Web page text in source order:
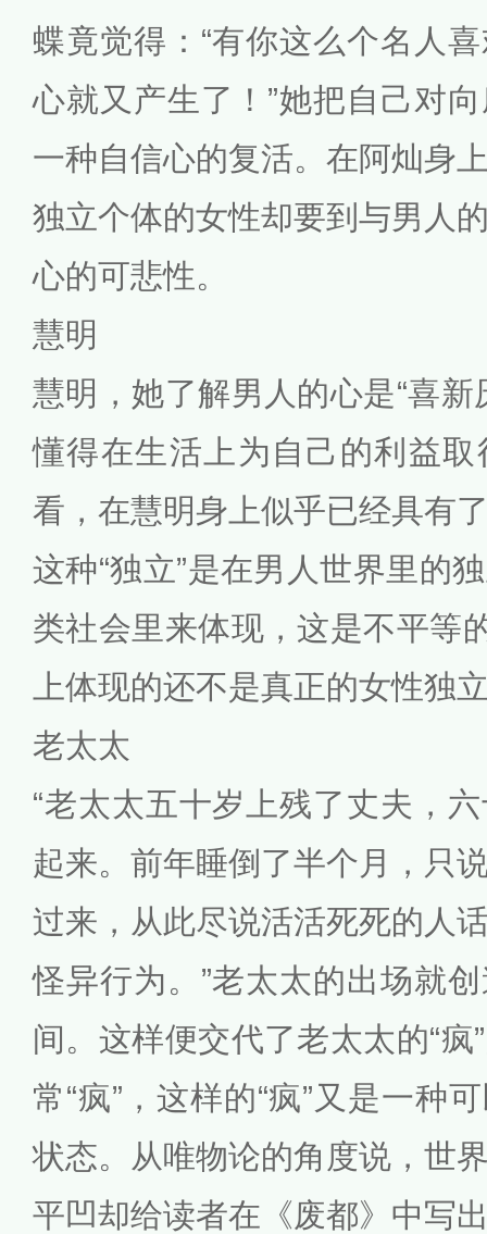
蝶竟觉得：“有你这么个名人
心就又产生了！”她把自己对
一种自信心的复活。在阿灿身
独立个体的女性却要到与男人
心的可悲性。
慧明
慧明，她了解男人的心是“喜新
懂得在生活上为自己的利益
看，在慧明身上似乎已经具有
这种“独立”是在男人世界里的
类社会里来体现，这是不平等
上体现的还不是真正的女性独
老太太
“老太太五十岁上残了丈夫，
起来。前年睡倒了半个月，只
过来，从此尽说活活死死的人
怪异行为。”老太太的出场就
间。这样便交代了老太太的“
常“疯”，这样的“疯”又是一种
状态。从唯物论的角度说，世
平凹却给读者在《废都》中写